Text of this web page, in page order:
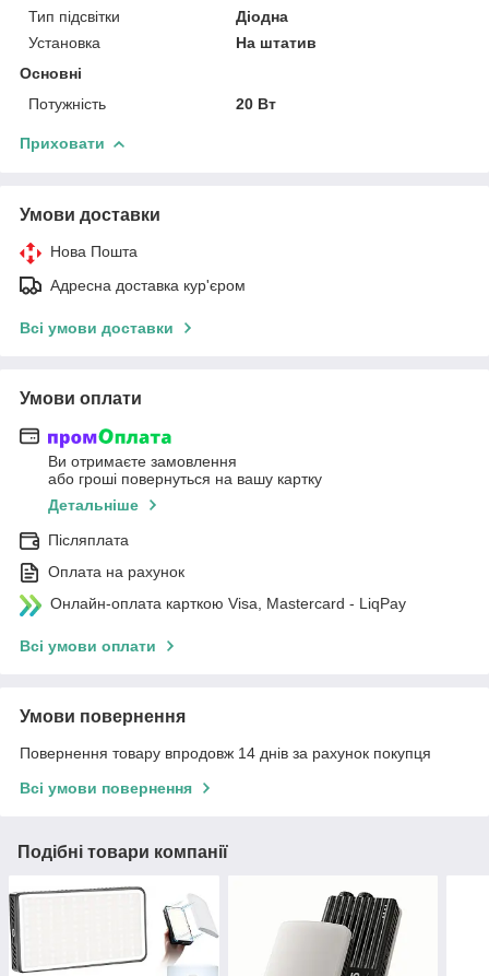
Тип підсвітки
Діодна
Установка
На штатив
Основні
Потужність
20 Вт
Приховати
Умови доставки
Нова Пошта
Адресна доставка кур'єром
Всі умови доставки
Умови оплати
Ви отримаєте замовлення
або гроші повернуться на вашу картку
Детальніше
Післяплата
Оплата на рахунок
Онлайн-оплата карткою Visa, Mastercard - LiqPay
Всі умови оплати
Умови повернення
Повернення товару впродовж 14 днів за рахунок покупця
Всі умови повернення
Подібні товари компанії